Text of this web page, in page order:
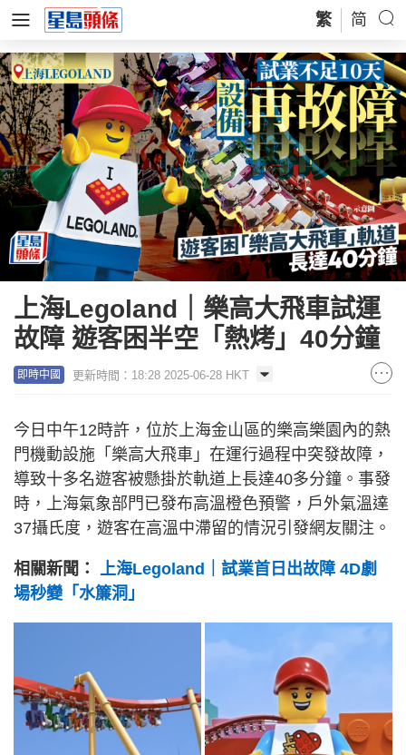
繁 简
上海Legoland｜樂高大飛車試運
故障 遊客困半空「熱烤」40分鐘
即時中國 更新時間：18:28 2025-06-28 HKT
今日中午12時許，位於上海金山區的樂高樂園內的熱
門機動設施「樂高大飛車」在運行過程中突發故障，
導致十多名遊客被懸掛於軌道上長達40多分鐘。事發
時，上海氣象部門已發布高溫橙色預警，戶外氣溫達
37攝氏度，遊客在高溫中滯留的情況引發網友關注。
相關新聞：
上海Legoland｜試業首日出故障 4D劇
場秒變「水簾洞」